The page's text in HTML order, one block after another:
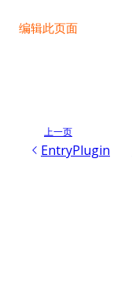
编辑此页面
上一页
EntryPlugin